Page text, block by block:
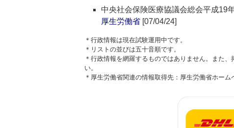
中央社会保険医療協議会総会平成19
厚生労働省 [07/04/24]
＊行政情報は現在試験運用中です。
＊リストの並びは五十音順です。
＊行政情報を網羅するものではありません。また
い。
＊厚生労働省関連の情報取得先：厚生労働省ホー